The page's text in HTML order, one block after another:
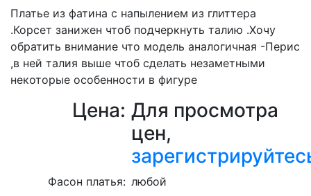
Платье из фатина с напылением из глиттера
.Корсет занижен чтоб подчеркнуть талию .Хочу
обратить внимание что модель аналогичная -Перис
,в ней талия выше чтоб сделать незаметными
некоторые особенности в фигуре
Цена: Для просмотра
цен,
Фасон платья: любой